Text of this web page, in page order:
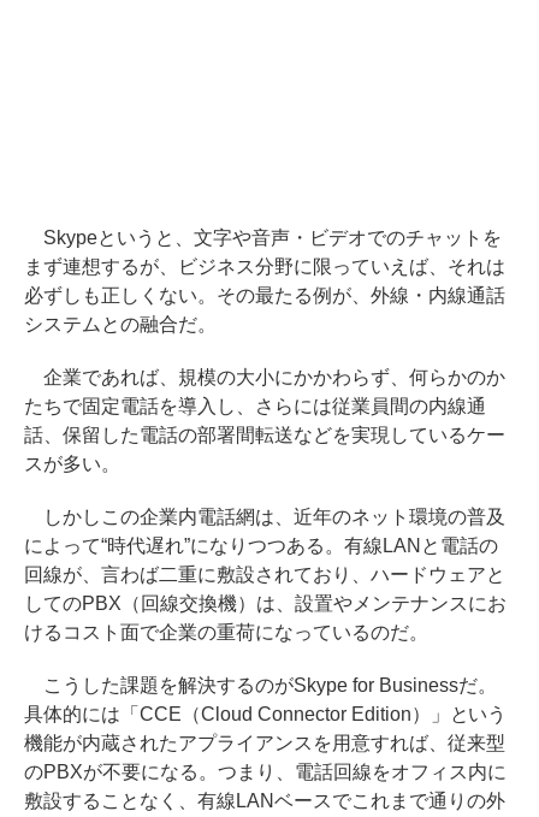
Skypeというと、文字や音声・ビデオでのチャットを
まず連想するが、ビジネス分野に限っていえば、それは
必ずしも正しくない。その最たる例が、外線・内線通話
システムとの融合だ。
企業であれば、規模の大小にかかわらず、何らかのか
たちで固定電話を導入し、さらには従業員間の内線通
話、保留した電話の部署間転送などを実現しているケー
スが多い。
しかしこの企業内電話網は、近年のネット環境の普及
によって“時代遅れ”になりつつある。有線LANと電話の
回線が、言わば二重に敷設されており、ハードウェアと
してのPBX（回線交換機）は、設置やメンテナンスにお
けるコスト面で企業の重荷になっているのだ。
こうした課題を解決するのがSkype for Businessだ。
具体的には「CCE（Cloud Connector Edition）」という
機能が内蔵されたアプライアンスを用意すれば、従来型
のPBXが不要になる。つまり、電話回線をオフィス内に
敷設することなく、有線LANベースでこれまで通りの外